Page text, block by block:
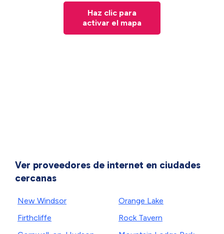
Haz clic para
activar el mapa
Ver proveedores de internet en ciudades
cercanas
New Windsor
Firthcliffe
Orange Lake
Rock Tavern